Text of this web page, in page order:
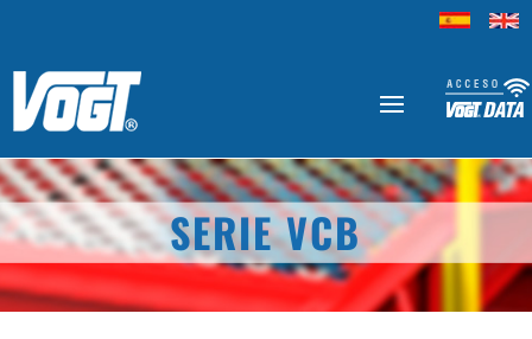
SERIE VCB